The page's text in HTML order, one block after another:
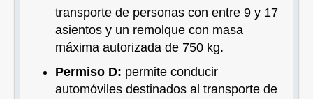
transporte de personas con entre 9 y 17
asientos y un remolque con masa
máxima autorizada de 750 kg.
Permiso D: permite conducir
automóviles destinados al transporte de